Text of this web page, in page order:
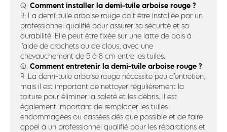
Q: Comment installer la demi-tuile arboise rouge ?
R: La demi-tuile arboise rouge doit être installée par un
professionnel qualifié pour assurer sa sécurité et sa
durabilité. Elle peut être fixée sur une latte de bois à
l’aide de crochets ou de clous, avec une
chevauchement de 5 à 8 cm entre les tuiles.
Q: Comment entretenir la demi-tuile arboise rouge ?
R: La demi-tuile arboise rouge nécessite peu d’entretien,
mais il est important de nettoyer régulièrement la
toiture pour éliminer la saleté et les débris. Il est
également important de remplacer les tuiles
endommagées ou cassées dès que possible et de faire
appel à un professionnel qualifié pour les réparations et